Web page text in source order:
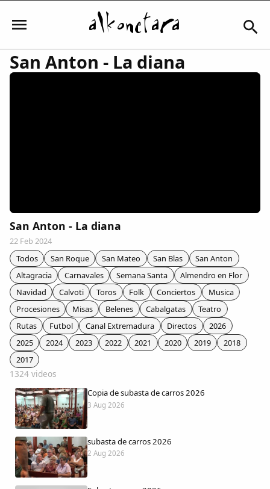
Comunidad
Colaboradores
AlkoTV
Biblioteca
Periódico Alconétar
Foros
Idiosincrasia
Diccionario
San Anton - La diana
San Anton - La diana
22 Feb 2024
Todos
San Roque San Mateo San Blas
San Anton
Altagracia
Carnavales Semana Santa
Almendro en Flor
Navidad
Calvoti Toros Folk Conciertos
Musica
Procesiones
Misas Belenes Cabalgatas
Teatro
Rutas
Futbol Canal Extremadura Directos
2026
2025
2024 2023 2022 2021 2020 2019
2018
2017
1324 videos
Copia de subasta de carros 2026
3 Aug 2026
subasta de carros 2026
2 Aug 2026